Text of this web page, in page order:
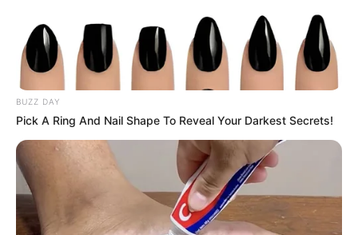
BUZZ DAY
Pick A Ring And Nail Shape To Reveal Your Darkest Secrets!